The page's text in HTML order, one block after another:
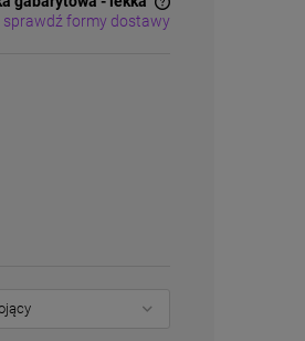
sprawdź formy dostawy